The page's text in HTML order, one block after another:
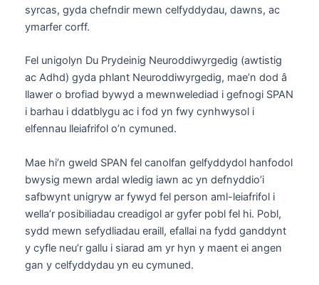
syrcas, gyda chefndir mewn celfyddydau, dawns, ac
ymarfer corff.
Fel unigolyn Du Prydeinig Neuroddiwyrgedig (awtistig
ac Adhd) gyda phlant Neuroddiwyrgedig, mae’n dod â
llawer o brofiad bywyd a mewnwelediad i gefnogi SPAN
i barhau i ddatblygu ac i fod yn fwy cynhwysol i
elfennau lleiafrifol o’n cymuned.
Mae hi’n gweld SPAN fel canolfan gelfyddydol hanfodol
bwysig mewn ardal wledig iawn ac yn defnyddio’i
safbwynt unigryw ar fywyd fel person aml-leiafrifol i
wella’r posibiliadau creadigol ar gyfer pobl fel hi. Pobl,
sydd mewn sefydliadau eraill, efallai na fydd ganddynt
y cyfle neu’r gallu i siarad am yr hyn y maent ei angen
gan y celfyddydau yn eu cymuned.